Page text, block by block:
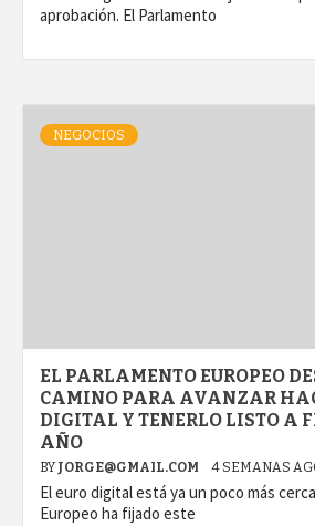
aprobación. El Parlamento
NEGOCIOS
EL PARLAMENTO EUROPEO
CAMINO PARA AVANZAR
DIGITAL Y TENERLO LISTO A
AÑO
BY JORGE@GMAIL.COM 4 SEMANAS
El euro digital está ya un poco más
Europeo ha fijado este